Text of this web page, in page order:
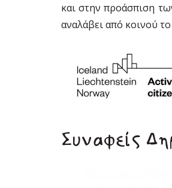
και στην προάσπιση
αναλάβει από κοινού
Συναφείς